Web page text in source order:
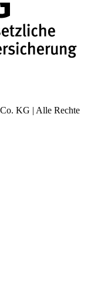
KG | Alle Rechte